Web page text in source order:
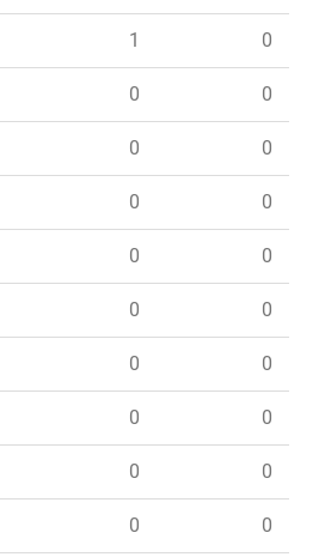
1 0
0 0
0 0
0 0
0 0
0 0
0 0
0 0
0 0
0 0